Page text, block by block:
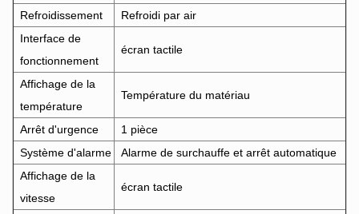
Refroidissement
Refroidi par air
Interface de
fonctionnement
écran tactile
Affichage de la
température
Température du matériau
Arrêt d'urgence
1 pièce
Système d'alarme
Alarme de surchauffe et arrêt automatique
Affichage de la
vitesse
écran tactile